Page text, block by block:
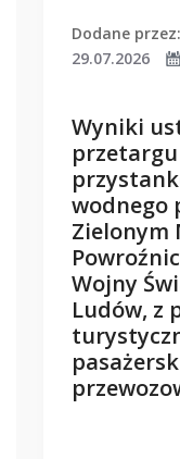
Dodane
29.07.2026
Wyniki
wodnego
Zielonym
Wojny
Ludów, z